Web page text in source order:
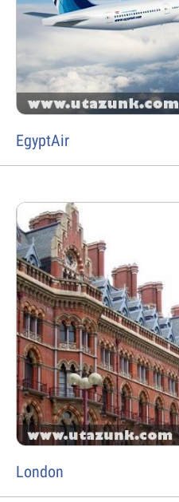
EgyptAir
London